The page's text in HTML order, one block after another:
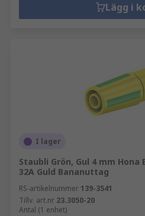
Lägg i
I lager
Staubli Grön, Gul 4 mm
32A Guld Bananuttag
RS-artikelnummer 139-3541
Tillv. art.nr 23.3050-20
Antal (1 enhet)